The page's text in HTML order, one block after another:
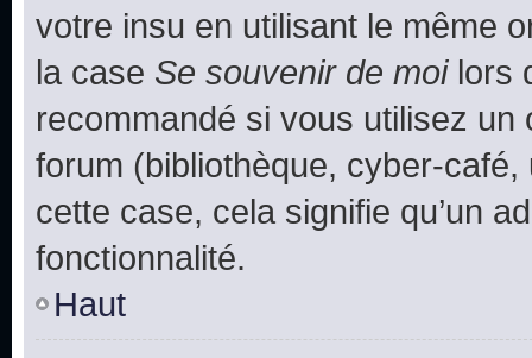
votre insu en utilisant le même
la case Se souvenir de moilors
recommandé si vous utilisez
forum (bibliothèque, cyber-
cette case, cela signifie qu’un
fonctionnalité.
Haut